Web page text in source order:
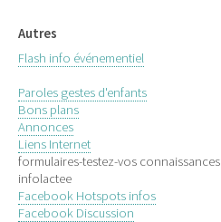
Autres
Flash info événementiel
Paroles gestes d'enfants
Bons plans
Annonces
Liens Internet
formulaires-testez-vos connaissances
infolactee
Facebook Hotspots infos
Facebook Discussion